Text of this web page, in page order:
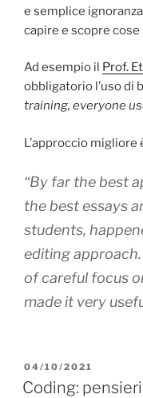
e semplice
capire e scopre
Ad esempio il Prof.
obbligatorio l’uso di
training, everyone
L’approccio
“By far the best
the best essays
students,
editing
of careful focus
made it very
PUBBLICATO
IL
04/10/2021
Coding: